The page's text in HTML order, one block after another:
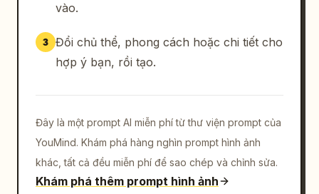
vào.
3 Đổi chủ thể, phong cách hoặc chi tiết cho
hợp ý bạn, rồi tạo.
Đây là một prompt AI miễn phí từ thư viện prompt của
YouMind. Khám phá hàng nghìn prompt hình ảnh
khác, tất cả đều miễn phí để sao chép và chỉnh sửa.
Khám phá thêm prompt hình ảnh